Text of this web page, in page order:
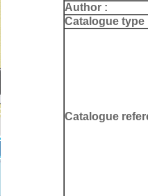
Author :
Catalogue type
Catalogue